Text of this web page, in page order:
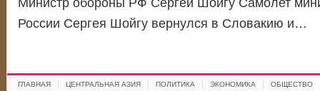
Министр обороны РФ Сергей Шойгу Самолет
России Сергея Шойгу вернулся в Словакию и…
ГЛАВНАЯ ЦЕНТРАЛЬНАЯ АЗИЯ ПОЛИТИКА ЭКОНОМИКА ОБЩЕСТВО